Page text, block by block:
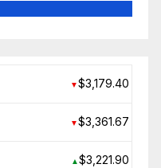
▼$3,179.40
▼$3,361.67
▲$3,221.90